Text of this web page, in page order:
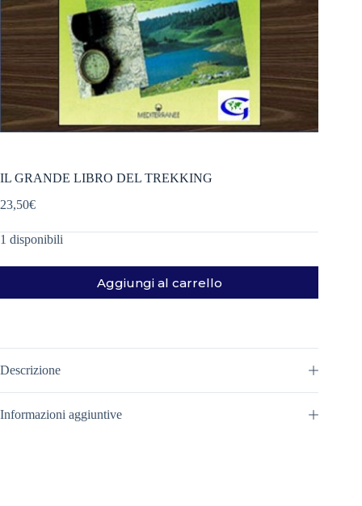
IL GRANDE LIBRO DEL TREKKING
23,50€
1 disponibili
Aggiungi al carrello
Descrizione
Informazioni aggiuntive